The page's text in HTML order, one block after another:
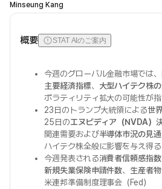
Minseung Kang
概要 STAT AIのご案内
今週のグローバル金融市場では、
主要経済指標、 大型ハイテク株
ボラティリティ拡大の可能性が
23日のトランプ大統領による世
25日のエヌビディア（NVDA）
関連需要および半導体市況の見
ハイテク株全般に影響を与え得る
今週発表される消費者信頼感指数
新規失業保険申請件数、 生産者
米連邦準備制度理事会（Fed）